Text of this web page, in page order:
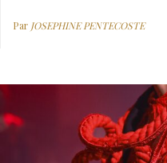
Par JOSEPHINE PENTECOSTE